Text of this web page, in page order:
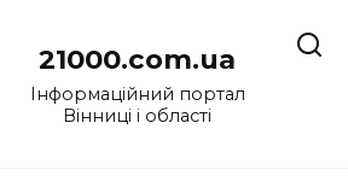
21000.com.ua
Інформаційний портал
Вінниці і області